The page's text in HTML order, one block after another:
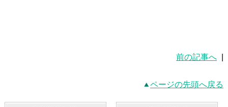
前の記事へ
ページの先頭へ戻る